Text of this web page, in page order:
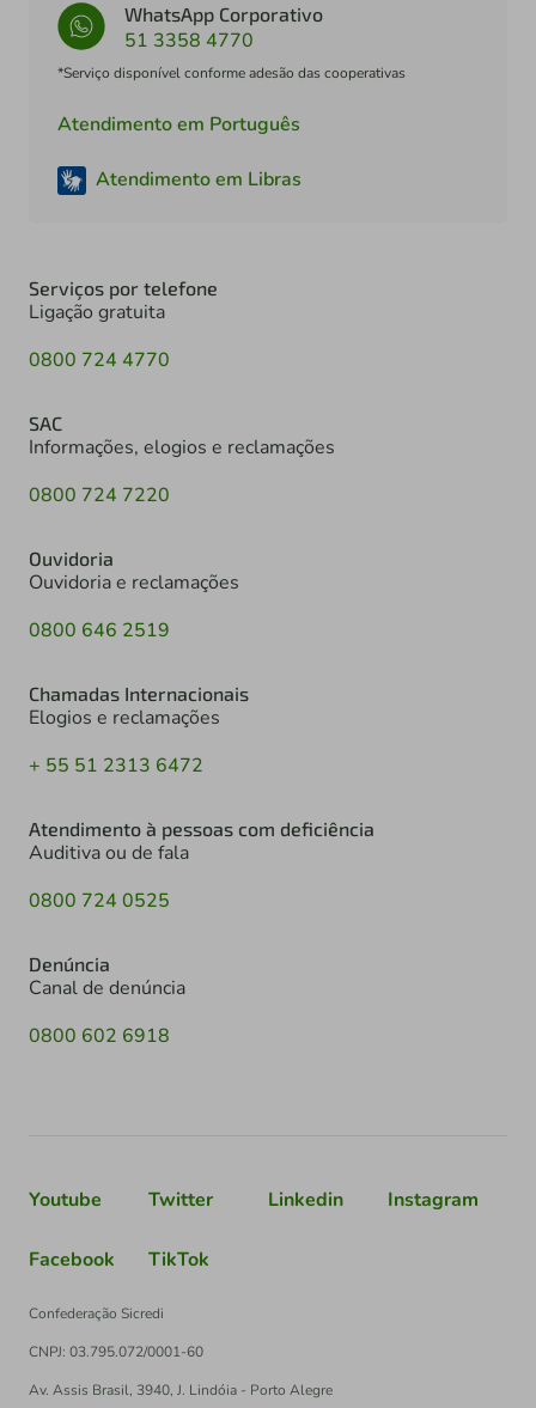
WhatsApp Corporativo
51 3358 4770
*Serviço disponível conforme adesão das cooperativas
Atendimento em Português
Atendimento em Libras
Serviços por telefone
Ligação gratuita
0800 724 4770
SAC
Informações, elogios e reclamações
0800 724 7220
Ouvidoria
Ouvidoria e reclamações
0800 646 2519
Chamadas Internacionais
Elogios e reclamações
+ 55 51 2313 6472
Atendimento à pessoas com deficiência
Auditiva ou de fala
0800 724 0525
Denúncia
Canal de denúncia
0800 602 6918
Youtube Twitter Linkedin Instagram
Facebook TikTok
Confederação Sicredi
CNPJ: 03.795.072/0001-60
Av. Assis Brasil, 3940, J. Lindóia - Porto Alegre